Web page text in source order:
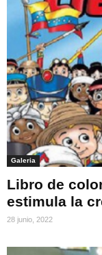
Galeria
Libro de
estimula la
28 junio, 2022